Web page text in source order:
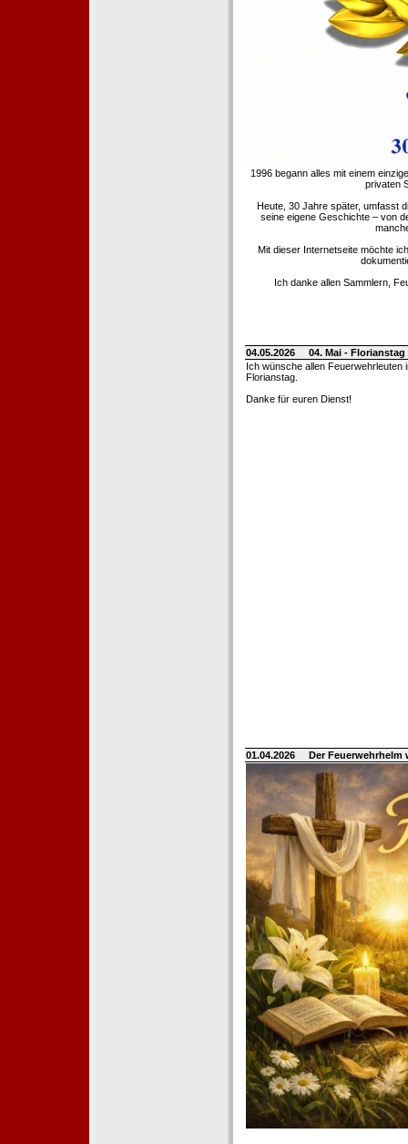
1996 begann alles mit einem
privaten
Heute, 30 Jahre später, umfasst
seine eigene Geschichte – von
Mit dieser Internetseite möchte
Ich danke allen Sammlern,
04.05.2026
04. Mai -
Ich wünsche allen Feuerwehrleuten
Florianstag.
Danke für euren Dienst!
01.04.2026 Der